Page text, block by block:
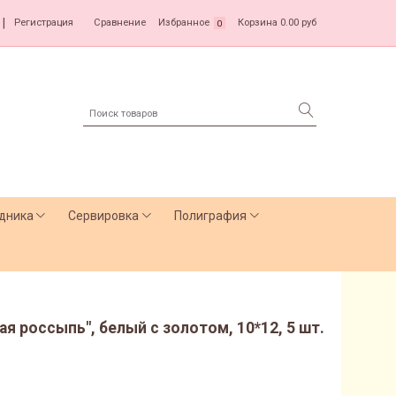
Регистрация Сравнение Избранное 0 Корзина 0.00 руб
Сервировка Полиграфия
россыпь", белый с золотом, 10*12, 5 шт.